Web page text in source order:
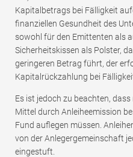
Kapitalbetrags bei Fälligkeit
finanziellen Gesundheit des
sowohl für den Emittenten als
Sicherheitskissen als Polster,
geringeren Betrag führt, der
Kapitalrückzahlung bei
Es ist jedoch zu beachten,
Mittel durch Anleiheemission
Fund auflegen müssen.
von der Anlegergemeinschaft
eingestuft.